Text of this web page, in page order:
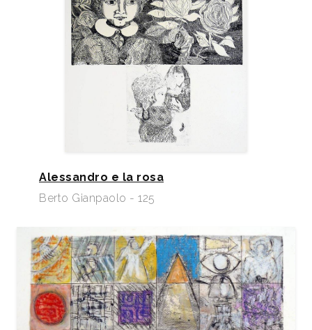
Alessandro e la rosa
Berto Gianpaolo - 125